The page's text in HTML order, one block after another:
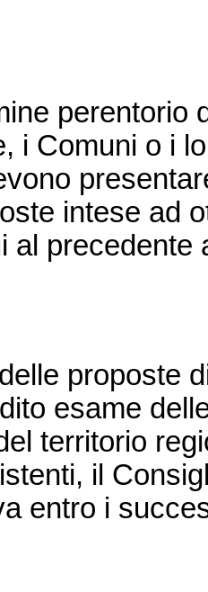
perentorio
i Comuni o i
intese ad
al precedente
proposte
esame
territorio
il
entro i